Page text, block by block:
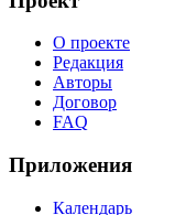
О проекте
Редакция
Авторы
Договор
FAQ
Приложения
Календарь